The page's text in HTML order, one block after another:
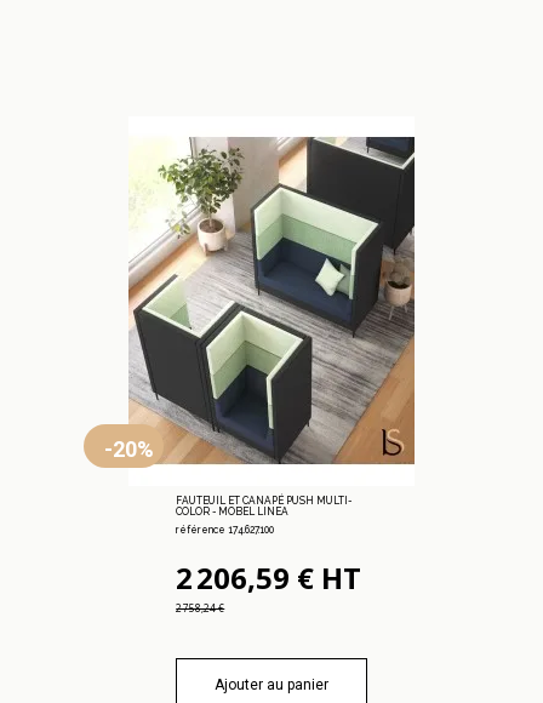
-20%
FAUTEUIL ET CANAPÉ PUSH MULTI-
COLOR - MOBEL LINEA
référence 174.627.100
2 206,59 € HT
2 758,24 €
Ajouter au panier